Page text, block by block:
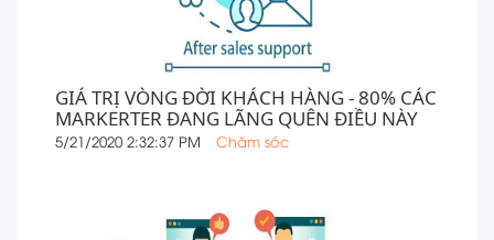
GIÁ TRỊ VÒNG ĐỜI KHÁCH HÀNG - 80% CÁC
MARKERTER ĐANG LÃNG QUÊN ĐIỀU NÀY
5/21/2020 2:32:37 PM Chăm sóc